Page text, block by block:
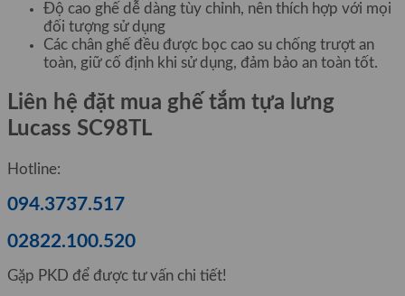
Độ cao ghế dễ dàng tùy chỉnh, nên thích hợp với mọi
đối tượng sử dụng
Các chân ghế đều được bọc cao su chống trượt an
toàn, giữ cố định khi sử dụng, đảm bảo an toàn tốt.
Liên hệ đặt mua ghế tắm tựa lưng
Lucass SC98TL
Hotline:
094.3737.517
02822.100.520
Gặp PKD để được tư vấn chi tiết!